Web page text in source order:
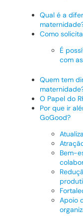
Qual é a
Como
É
com
Quem tem
O Papel do
Por que ir
GoGood?
Bem-
Apoio